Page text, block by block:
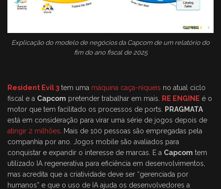
Explicação do modelo de negócios da Capcom de um relatório do
fim do ano fiscal de 2025
Resident Evil 3 tem uma máquina caça-níqueis no atual ciclo
fiscal e a Capcom pretender trabalhar em mais. RE ENGINE é o
motor que tem facilitado os processos de ports. PRAGMATA
está em consideração para virar uma série de jogos depois de
atingir 2 milhões. Mais de 100 pessoas são empregadas pela
companhia por ano. Jogos mobile são avaliados para
conquistar e expandir o interesse de marcas. E a Capcom tem
utilizado IA regenerativa para eficiência em desenvolvimentos,
mas acredita que a criatividade deve ser “gerenciada por
humanos” e que o uso de IA ajuda os desenvolvedores a